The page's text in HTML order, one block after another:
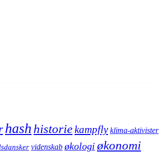
hash historiekampfly klima-aktivister
videnskab økologi økonomi